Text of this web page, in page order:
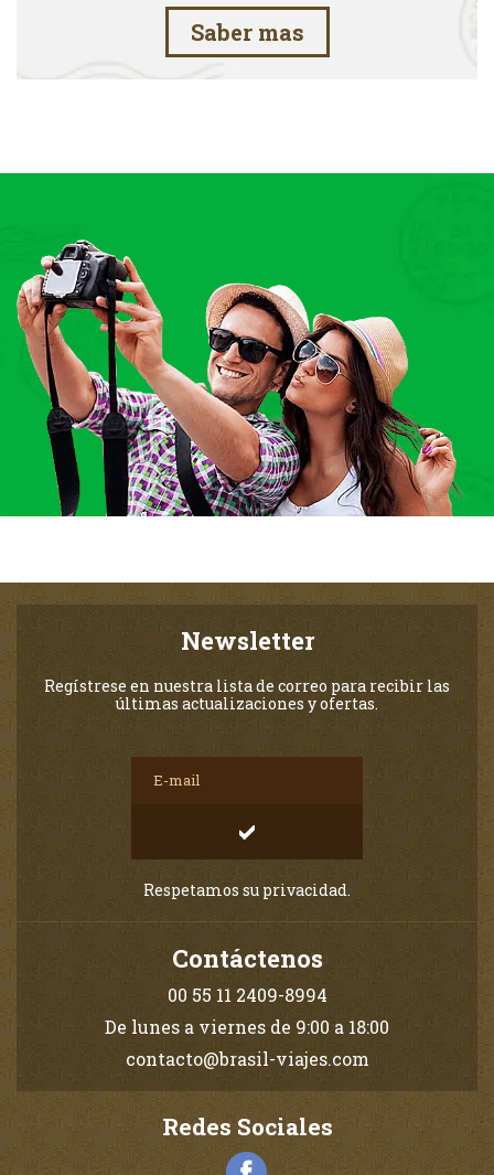
Saber mas
Newsletter
Regístrese en nuestra lista de correo para recibir las
últimas actualizaciones y ofertas.
Respetamos su privacidad.
Contáctenos
00 55 11 2409-8994
De lunes a viernes de 9:00 a 18:00
contacto@brasil-viajes.com
Redes Sociales